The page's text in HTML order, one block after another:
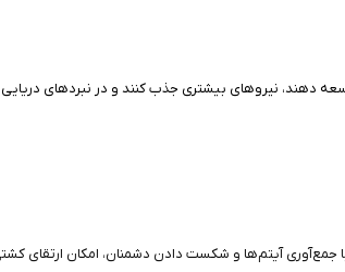
دهند، نیروهای بیشتری جذب کنند و در نبردهای